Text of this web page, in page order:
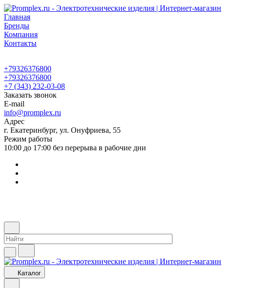
Главная
Бренды
Компания
Контакты
+79326376800
+79326376800
+7 (343) 232-03-08
Заказать звонок
E-mail
info@promplex.ru
Адрес
г. Екатеринбург, ул. Онуфриева, 55
Режим работы
10:00 до 17:00 без перерыва в рабочие дни
Каталог